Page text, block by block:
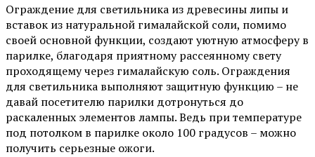
Ограждение для светильника из древесины липы и
вставок из натуральной гималайской соли, помимо
своей основной функции, создают уютную атмосферу в
парилке, благодаря приятному рассеянному свету
проходящему через гималайскую соль. Ограждения
для светильника выполняют защитную функцию – не
давай посетителю парилки дотронуться до
раскаленных элементов лампы. Ведь при температуре
под потолком в парилке около 100 градусов – можно
получить серьезные ожоги.